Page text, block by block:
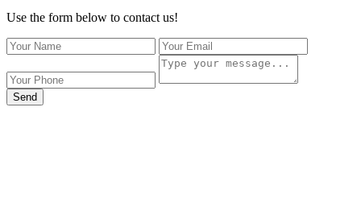
Use the form below to contact us!
Send